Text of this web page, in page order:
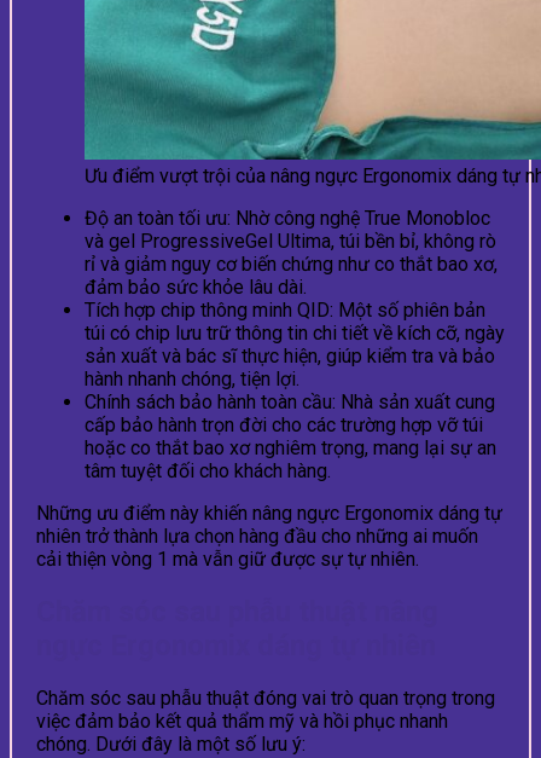
Ưu điểm vượt trội của nâng ngực Ergonomix dáng tự
Độ an toàn tối ưu: Nhờ công nghệ True Monobloc
và gel ProgressiveGel Ultima, túi bền bỉ, không rò
rỉ và giảm nguy cơ biến chứng như co thắt bao xơ,
đảm bảo sức khỏe lâu dài.
Tích hợp chip thông minh QID: Một số phiên bản
túi có chip lưu trữ thông tin chi tiết về kích cỡ, ngày
sản xuất và bác sĩ thực hiện, giúp kiểm tra và bảo
hành nhanh chóng, tiện lợi.
Chính sách bảo hành toàn cầu: Nhà sản xuất cung
cấp bảo hành trọn đời cho các trường hợp vỡ túi
hoặc co thắt bao xơ nghiêm trọng, mang lại sự an
tâm tuyệt đối cho khách hàng.
Những ưu điểm này khiến nâng ngực Ergonomix dáng tự
nhiên trở thành lựa chọn hàng đầu cho những ai muốn
cải thiện vòng 1 mà vẫn giữ được sự tự nhiên.
Chăm sóc sau phẫu thuật đóng vai trò quan trọng trong
việc đảm bảo kết quả thẩm mỹ và hồi phục nhanh
chóng. Dưới đây là một số lưu ý: